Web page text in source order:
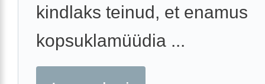
kindlaks teinud, et enamus
kopsuklamüüdia ...